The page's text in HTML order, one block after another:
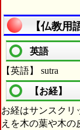
【仏教用
英語
【英語】 sutra
【お経】
お経はサンスクリ
えを木の葉や木